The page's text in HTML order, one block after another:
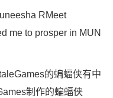
RMeet
me to prosper in MUN
的蝙蝠侠有中
制作的蝙蝠侠